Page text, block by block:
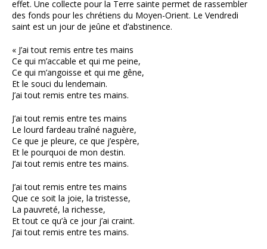
effet. Une collecte pour la Terre sainte permet de rassembler
des fonds pour les chrétiens du Moyen-Orient. Le Vendredi
saint est un jour de jeûne et d’abstinence.
« J’ai tout remis entre tes mains
Ce qui m’accable et qui me peine,
Ce qui m’angoisse et qui me gêne,
Et le souci du lendemain.
J’ai tout remis entre tes mains.
J’ai tout remis entre tes mains
Le lourd fardeau traîné naguère,
Ce que je pleure, ce que j’espère,
Et le pourquoi de mon destin.
J’ai tout remis entre tes mains.
J’ai tout remis entre tes mains
Que ce soit la joie, la tristesse,
La pauvreté, la richesse,
Et tout ce qu’à ce jour j’ai craint.
J’ai tout remis entre tes mains.